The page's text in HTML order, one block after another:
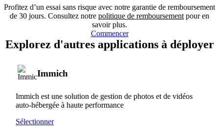
Profitez d’un essai sans risque avec notre garantie de remboursement
de 30 jours. Consultez notre politique de remboursement pour en
savoir plus.
Commencer
Explorez d'autres applications à déployer
Immich
Immich est une solution de gestion de photos et de vidéos
auto-hébergée à haute performance
Sélectionner